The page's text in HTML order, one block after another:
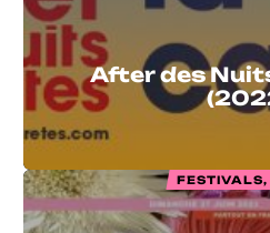
After des
FESTIVALS,